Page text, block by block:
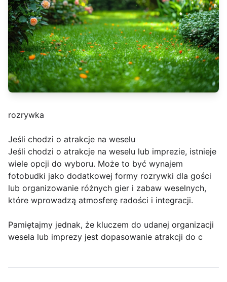
rozrywka
Jeśli chodzi o atrakcje na weselu
Jeśli chodzi o atrakcje na weselu lub imprezie, istnieje
wiele opcji do wyboru. Może to być wynajem
fotobudki jako dodatkowej formy rozrywki dla gości
lub organizowanie różnych gier i zabaw weselnych,
które wprowadzą atmosferę radości i integracji.
Pamiętajmy jednak, że kluczem do udanej organizacji
wesela lub imprezy jest dopasowanie atrakcji do c